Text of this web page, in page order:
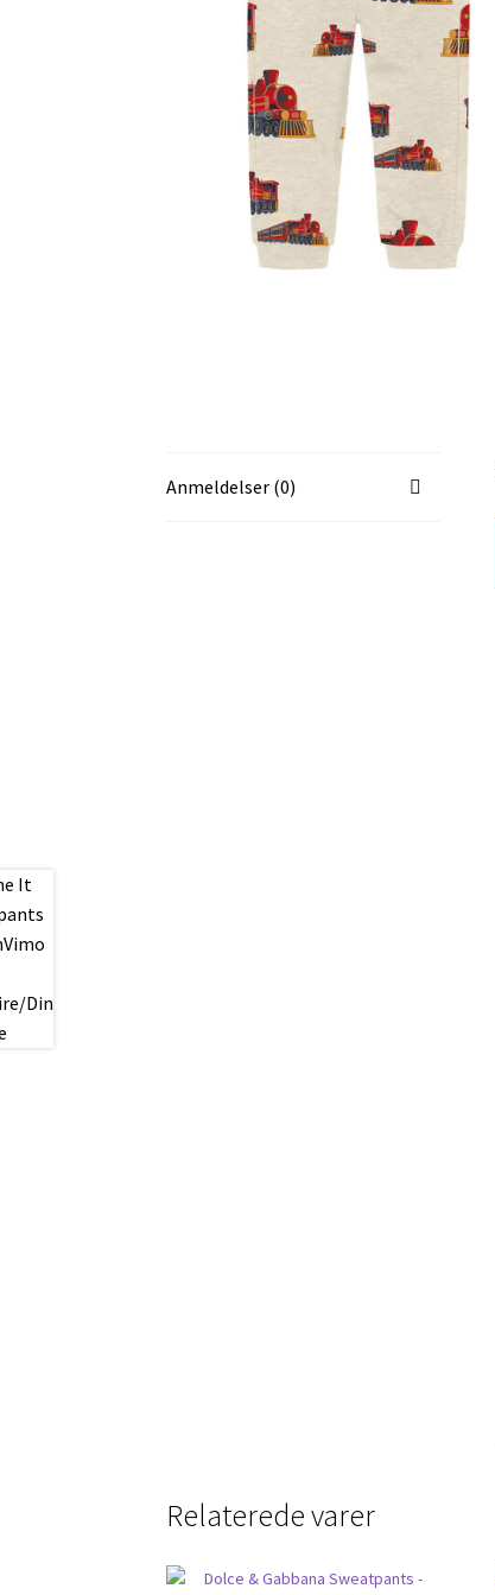
Anmeldelser (0)
Relaterede varer